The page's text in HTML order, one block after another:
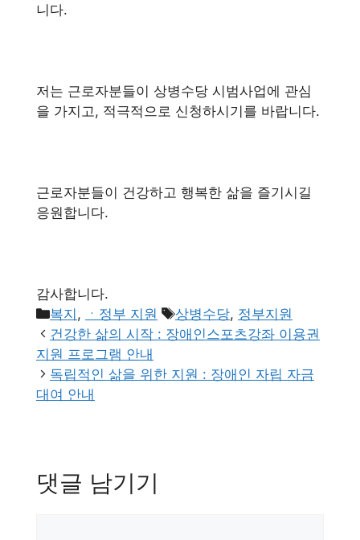
니다.
저는 근로자분들이 상병수당 시범사업에 관심
을 가지고, 적극적으로 신청하시기를 바랍니다.
근로자분들이 건강하고 행복한 삶을 즐기시길
응원합니다.
감사합니다.
카
테
고
리
복지, ㆍ정부 지원
태
그
상병수당, 정부지원
건강한 삶의 시작 : 장애인스포츠강좌 이용권
지원 프로그램 안내
독립적인 삶을 위한 지원 : 장애인 자립 자금
대여 안내
댓글 남기기